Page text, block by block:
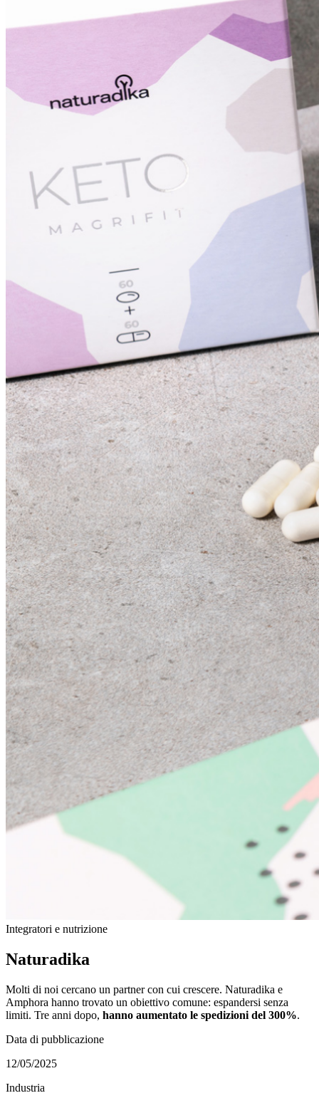
Integratori e nutrizione
Naturadika
Molti di noi cercano un partner con cui crescere. Naturadika e
Amphora hanno trovato un obiettivo comune: espandersi senza
limiti. Tre anni dopo, hanno aumentato le spedizioni del 300%.
Data di pubblicazione
12/05/2025
Industria